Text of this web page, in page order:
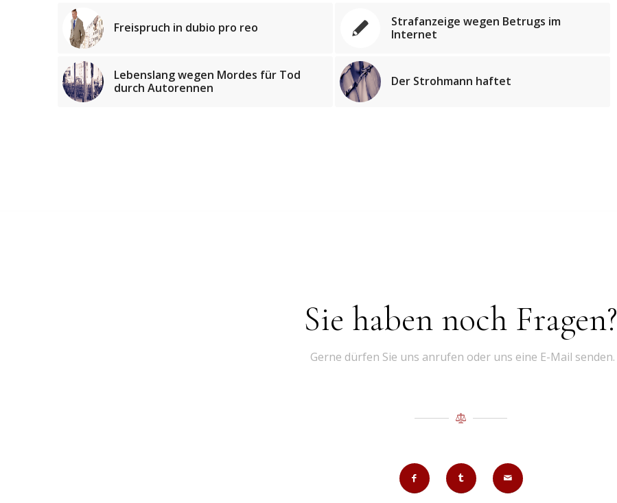
Freispruch in dubio pro reo
Strafanzeige wegen Betrugs im
Internet
Lebenslang wegen Mordes für Tod
durch Autorennen
Der Strohmann haftet
Sie haben noch Fragen?
Gerne dürfen Sie uns anrufen oder uns eine E-Mail senden.